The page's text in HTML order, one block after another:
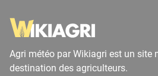
Agri météo par Wikiagri est un site
destination des agriculteurs.